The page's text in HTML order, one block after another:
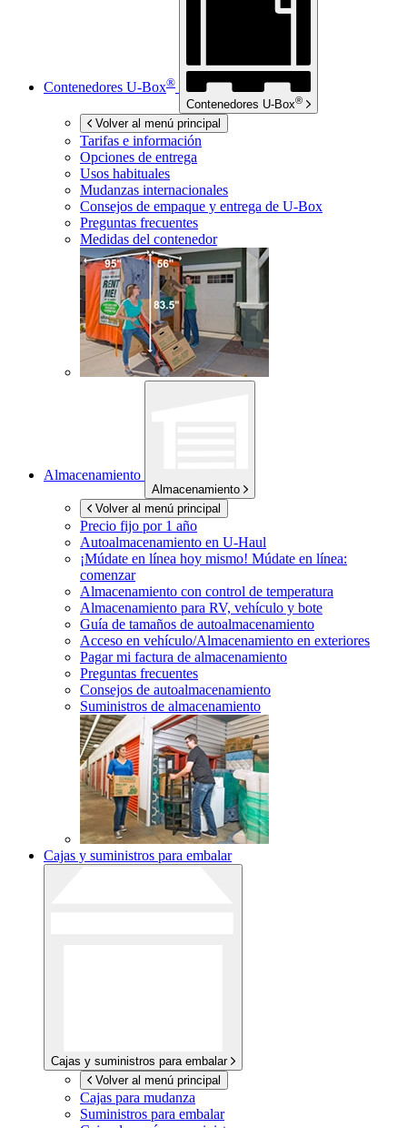
Contenedores U-Box®
Contenedores U-Box®
Volver al menú principal
Tarifas e información
Opciones de entrega
Usos habituales
Mudanzas internacionales
Consejos de empaque y entrega de U-Box
Preguntas frecuentes
Medidas del contenedor
Almacenamiento
Almacenamiento
Volver al menú principal
Precio fijo por 1 año
Autoalmacenamiento en U-Haul
¡Múdate en línea hoy mismo! Múdate en línea:
comenzar
Almacenamiento con control de temperatura
Almacenamiento para RV, vehículo y bote
Guía de tamaños de autoalmacenamiento
Acceso en vehículo/Almacenamiento en exteriores
Pagar mi factura de almacenamiento
Preguntas frecuentes
Consejos de autoalmacenamiento
Suministros de almacenamiento
Cajas y suministros para embalar
Cajas y suministros para embalar
Volver al menú principal
Cajas para mudanza
Suministros para embalar